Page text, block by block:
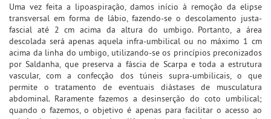
Uma vez feita a lipoaspiração, damos início à remoção da elipse
transversal em forma de lábio, fazendo-se o descolamento justa-
fascial até 2 cm acima da altura do umbigo. Portanto, a área
descolada será apenas aquela infra-umbilical ou no máximo 1 cm
acima da linha do umbigo, utilizando-se os princípios preconizados
por Saldanha, que preserva a fáscia de Scarpa e toda a estrutura
vascular, com a confecção dos túneis supra-umbilicais, o que
permite o tratamento de eventuais diástases de musculatura
abdominal. Raramente fazemos a desinserção do coto umbilical;
quando o fazemos, o objetivo é apenas para facilitar o acesso ao